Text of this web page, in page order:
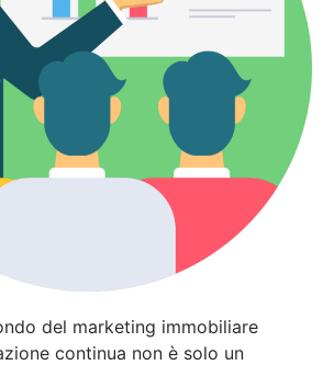
del marketing immobiliare
continua non è solo un